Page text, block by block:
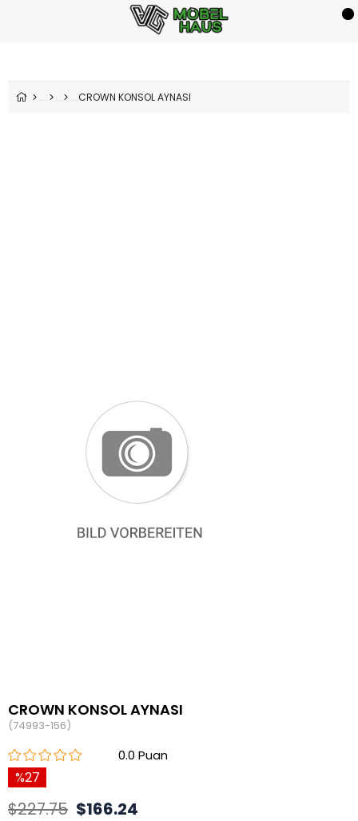
CROWN KONSOL AYNASI
CROWN KONSOL AYNASI
(74993-156)
0.0
27
$227.75 $166.24